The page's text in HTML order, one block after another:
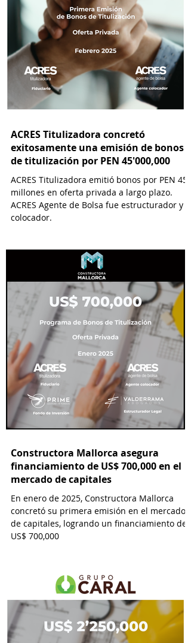
ACRES Titulizadora concretó
exitosamente una emisión de bonos
de titulización por PEN 45'000,000
ACRES Titulizadora emitió bonos por PEN 45
millones en oferta privada a largo plazo.
ACRES Agente de Bolsa fue estructurador y
colocador.
Constructora Mallorca asegura
financiamiento de US$ 700,000 en el
mercado de capitales
En enero de 2025, Constructora Mallorca
concretó su primera emisión en el mercado
de capitales, logrando un financiamiento de
US$ 700,000